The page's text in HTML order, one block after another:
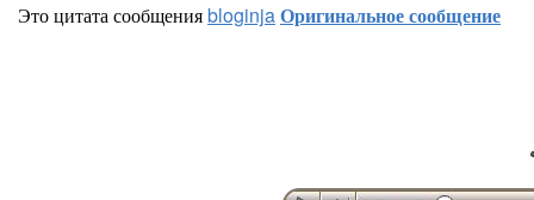
Это цитата сообщенияbloginjaОригинальное сообщение